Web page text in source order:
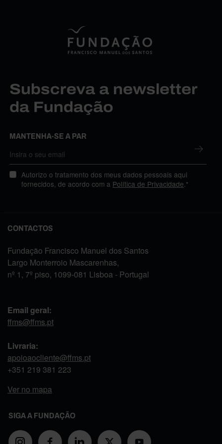
Subscreva a newsletter
da Fundação
MANTENHA-SE A PAR
Autorizo o tratamento dos meus dados pessoais aqui
fornecidos, de acordo com a Política de Privacidade .*
CONTACTOS
Fundação Francisco Manuel dos Santos
Largo Monterroio Mascarenhas,
nº 1, 7º piso, 1099-081 Lisboa - Portugal
Email geral:
ffms@ffms.pt
Livraria:
apoioaocliente@ffms.pt
+351 219 381 223
Ver no mapa
SIGA A FUNDAÇÃO